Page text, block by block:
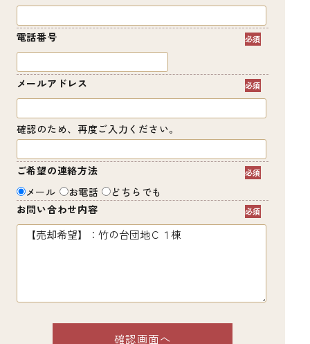
電話番号
メールアドレス
確認のため、再度ご入力ください。
ご希望の連絡方法
メール
お電話
どちらでも
お問い合わせ内容